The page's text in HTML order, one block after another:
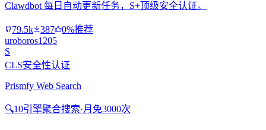
Clawdbot 每日自动更新任务，S+顶级安全认证。
79.5k 387
0%推荐
uroboros1205
S
CLS安全性认证
Prismfy Web Search
🔍10引擎聚合搜索·月免3000次